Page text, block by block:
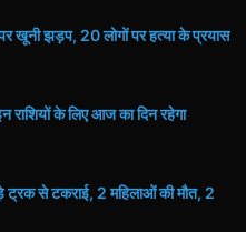
खूनी झड़प, 20 लोगों पर हत्या के प्रयास
के लिए आज का दिन रहेगा
ट्रक से टकराई, 2 महिलाओं की मौत, 2